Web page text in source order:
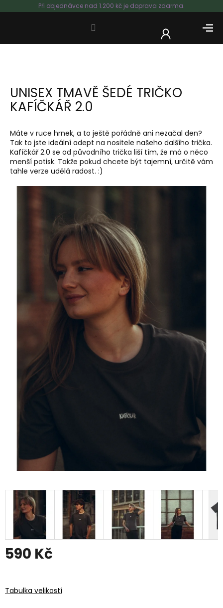
na
Při objednávce nad 1.200 kč je doprava zdarma.
UNISEX TMAVĚ ŠEDÉ TRIČKO
KAFÍČKÁŘ 2.0
Máte v ruce hrnek, a to ještě pořádně ani nezačal den?
Tak to jste ideální adept na nositele našeho dalšího trička.
Kafíčkář 2.0 se od původního trička liší tím, že má o něco
menší potisk. Takže pokud chcete být tajemní, určitě vám
tahle verze udělá radost. :)
590 Kč
Tabulka velikostí